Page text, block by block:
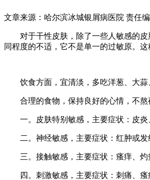
文章来源：哈尔滨冰城银屑病医院 责任
对于干性皮肤，除了一些人敏感的皮
同程度的不适，它不是单一的过敏原。
饮食方面，宜清淡，多吃洋葱、大蒜
合理的食物，保持良好的心情，不熬
一。皮肤特别敏感，主要症状：皮炎
二。神经敏感，主要症状：红肿或发
三。接触敏感，主要症状：瘙痒、灼
四。刺激敏感，主要症状：刺痛、瘙